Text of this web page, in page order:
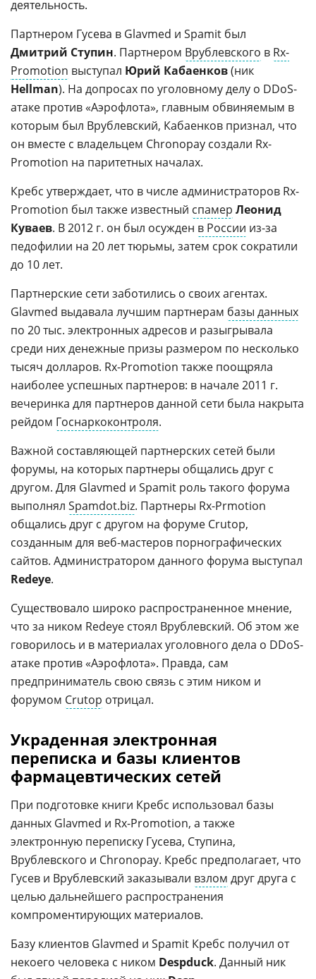
деятельность.
Партнером Гусева в Glavmed и Spamit был
Дмитрий Ступин. Партнером Врублевского в Rx-
Promotion выступал Юрий Кабаенков(ник
Hellman). На допросах по уголовному делу о DDoS-
атаке против «Аэрофлота», главным обвиняемым в
которым был Врублевский, Кабаенков признал, что
он вместе с владельцем Chronopay создали Rx-
Promotion на паритетных началах.
Кребс утверждает, что в числе администраторов Rx-
Promotion был также известный спамер Леонид
Куваев. В 2012 г. он был осужден в России из-за
педофилии на 20 лет тюрьмы, затем срок сократили
до 10 лет.
Партнерские сети заботились о своих агентах.
Glavmed выдавала лучшим партнерам базы данных
по 20 тыс. электронных адресов и разыгрывала
среди них денежные призы размером по несколько
тысяч долларов. Rx-Promotion также поощряла
наиболее успешных партнеров: в начале 2011 г.
вечеринка для партнеров данной сети была накрыта
рейдом Госнаркоконтроля.
Важной составляющей партнерских сетей были
форумы, на которых партнеры общались друг с
другом. Для Glavmed и Spamit роль такого форума
выполнял Spamdot.biz. Партнеры Rx-Prmotion
общались друг с другом на форуме Crutop,
созданным для веб-мастеров порнографических
сайтов. Администратором данного форума выступал
Redeye.
Существовало широко распространенное мнение,
что за ником Redeye стоял Врублевский. Об этом же
говорилось и в материалах уголовного дела о DDoS-
атаке против «Аэрофлота». Правда, сам
предприниматель свою связь с этим ником и
форумом Crutop отрицал.
Украденная электронная
переписка и базы клиентов
фармацевтических сетей
При подготовке книги Кребс использовал базы
данных Glavmed и Rx-Promotion, а также
электронную переписку Гусева, Ступина,
Врублевского и Chronopay. Кребс предполагает, что
Гусев и Врублевский заказывали взлом друг друга с
целью дальнейшего распространения
компроментирующих материалов.
Базу клиентов Glavmed и Spamit Кребс получил от
некоего человека с ником Despduck. Данный ник